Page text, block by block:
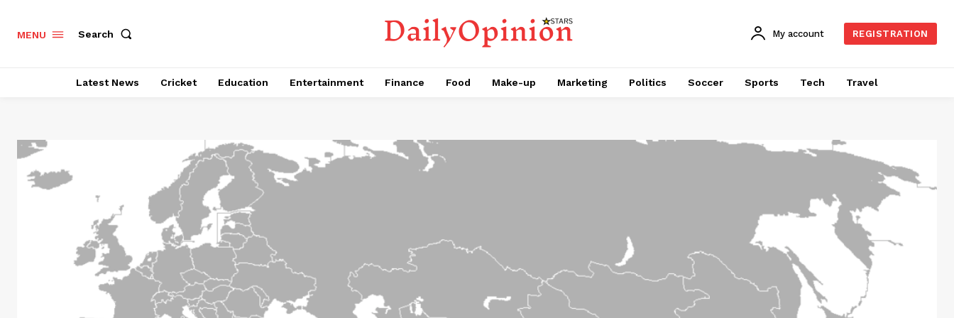
MENU Search My account REGISTRATION
Latest News Cricket Education Entertainment Finance Food Make-up Marketing Politics Soccer Sports Tech Travel